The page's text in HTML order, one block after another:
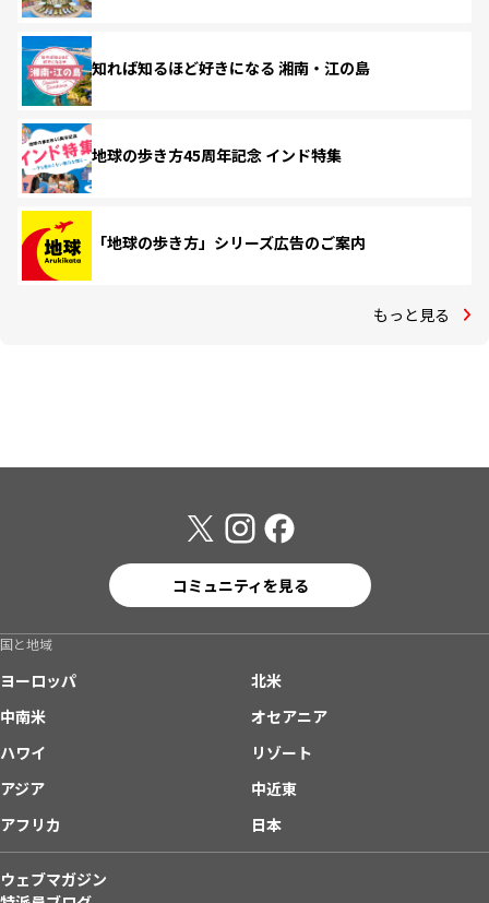
知れば知るほど好きになる 湘南・江の島
地球の歩き方45周年記念 インド特集
「地球の歩き方」シリーズ広告のご案内
もっと見る
コミュニティを見る
国と地域
ヨーロッパ
北米
中南米
オセアニア
ハワイ
リゾート
アジア
中近東
アフリカ
日本
ウェブマガジン